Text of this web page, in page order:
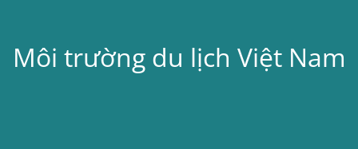
Môi trường du lịch Việt Nam